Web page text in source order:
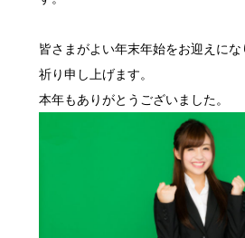
皆さまがよい年末年始をお迎えに
祈り申し上げます。
本年もありがとうございました。